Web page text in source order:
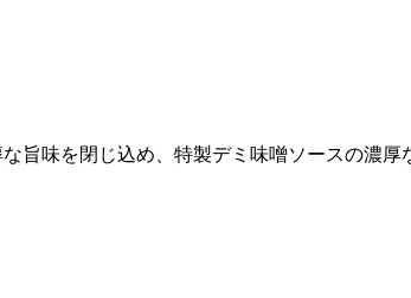
旨味を閉じ込め、特製デミ味噌ソースの濃